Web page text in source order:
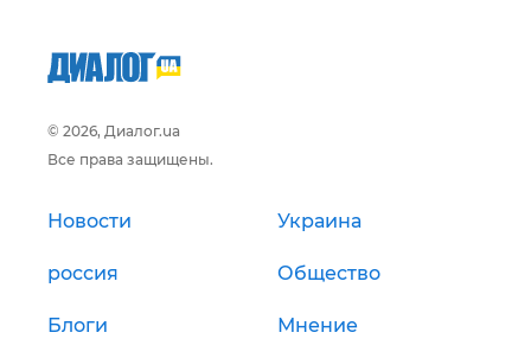
© 2026, Диалог.ua
Все права защищены.
Новости Украина
россия Общество
Блоги Мнение